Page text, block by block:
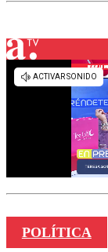
POLÍTICA